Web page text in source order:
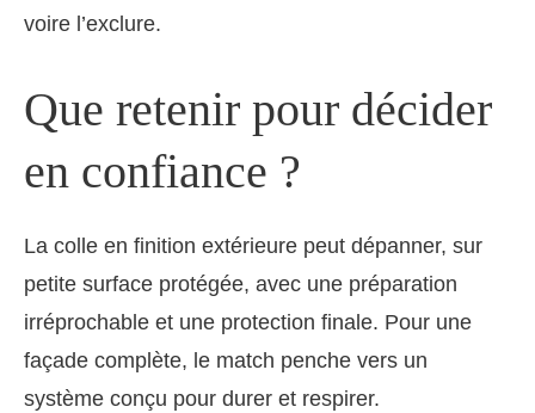
voire l’exclure.
Que retenir pour décider
en confiance ?
La colle en finition extérieure peut dépanner, sur
petite surface protégée, avec une préparation
irréprochable et une protection finale. Pour une
façade complète, le match penche vers un
système conçu pour durer et respirer.